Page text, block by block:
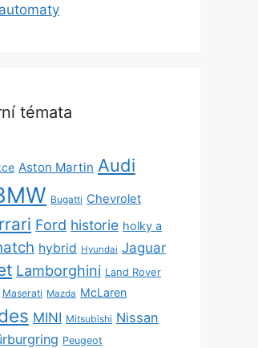
témata
Aston Martin Audi
Bugatti Chevrolet
Ford historie holky a
hybrid Hyundai Jaguar
Lamborghini Land Rover
Maserati Mazda McLaren
MINI Mitsubishi Nissan
Peugeot